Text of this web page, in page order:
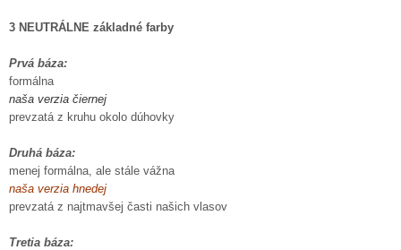
3 NEUTRÁLNE základné farby
Prvá báza:
formálna
naša verzia čiernej
prevzatá z kruhu okolo dúhovky
Druhá báza:
menej formálna, ale stále vážna
naša verzia hnedej
prevzatá z najtmavšej časti našich vlasov
Tretia báza: